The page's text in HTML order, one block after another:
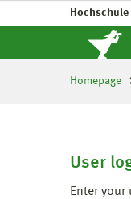
Hochschule
Homepage
User
Enter